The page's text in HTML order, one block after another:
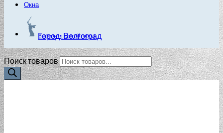
Окна
Город: Волгоград
Выберите другой город
Поиск товаров